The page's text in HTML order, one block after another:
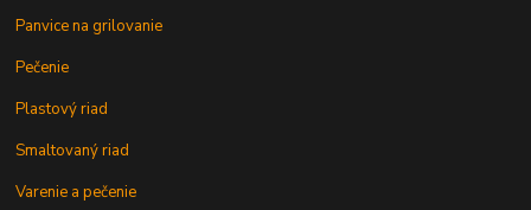
Panvice na grilovanie
Pečenie
Plastový riad
Smaltovaný riad
Varenie a pečenie